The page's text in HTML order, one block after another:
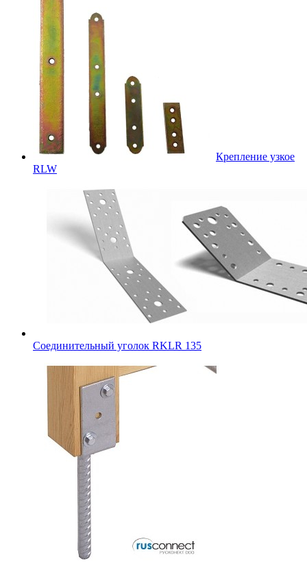
Крепление узкое
RLW
Соединительный уголок RKLR 135